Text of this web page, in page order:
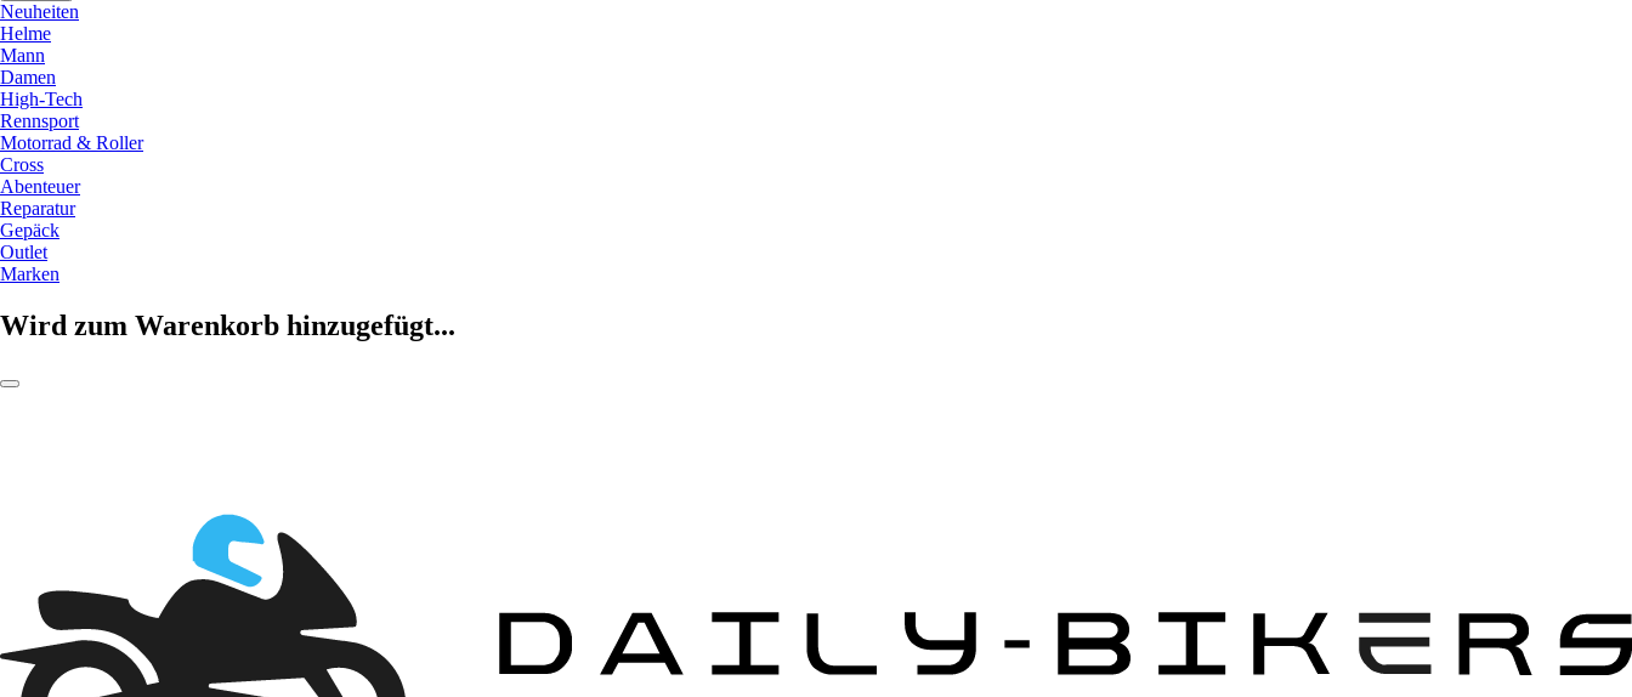
Neuheiten
Helme
Mann
Damen
High-Tech
Rennsport
Motorrad & Roller
Cross
Abenteuer
Reparatur
Gepäck
Outlet
Marken
Wird zum Warenkorb hinzugefügt...